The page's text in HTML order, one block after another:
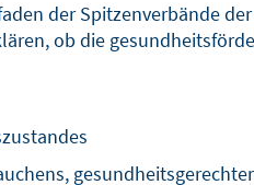
der Spitzenverbände
ob die